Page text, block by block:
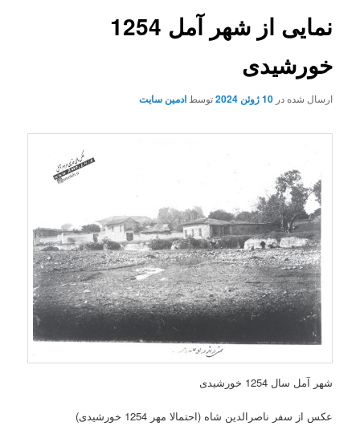
نمایی از شهر آمل 1254
خورشیدی
ارسال شده در10 ژوئن 2024 توسطادمین سایت
شهر آمل سال 1254 خورشیدی
عکس از سفر ناصرالدین شاه (احتمالا مهر 1254 خورشیدی)